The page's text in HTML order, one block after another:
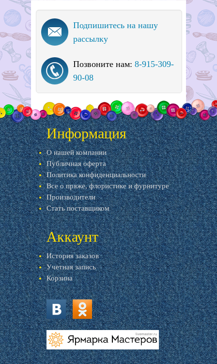
Подпишитесь на нашу
рассылку
Позвоните нам: 8-915-309-
90-08
Информация
О нашей компании
Публичная оферта
Политика конфиденциальности
Все о пряже, флористике и фурнитуре
Производители
Стать поставщиком
Аккаунт
История заказов
Учетная запись
Корзина
vk.com ok.ru
livemaster.ru